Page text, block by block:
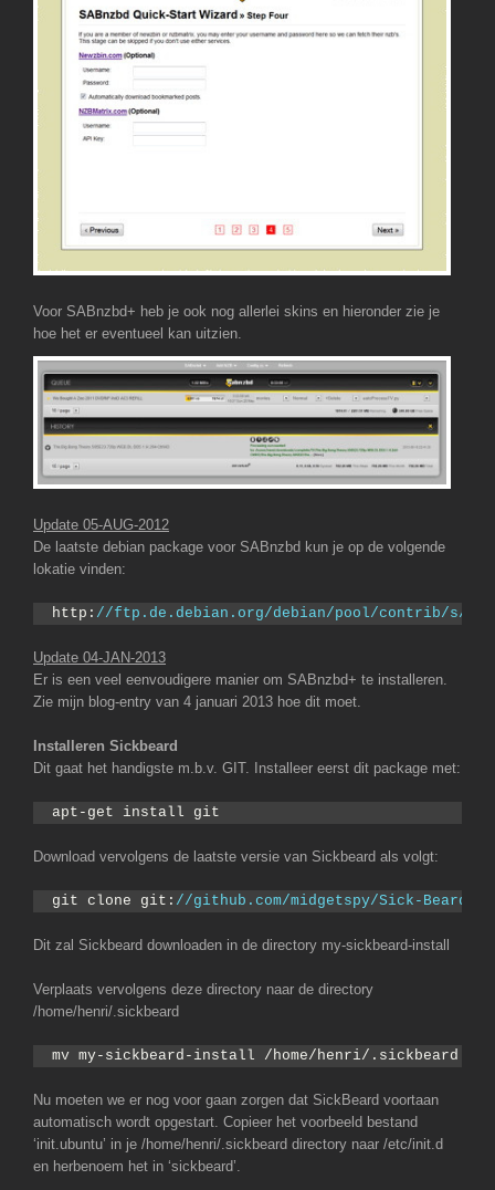
Voor SABnzbd+ heb je ook nog allerlei skins en hieronder zie je
hoe het er eventueel kan uitzien.
Update 05-AUG-2012
De laatste debian package voor SABnzbd kun je op de volgende
lokatie vinden:
http: //ftp.de.debian.org/debian/pool/contrib/s/
Update 04-JAN-2013
Er is een veel eenvoudigere manier om SABnzbd+ te installeren.
Zie mijn blog-entry van 4 januari 2013 hoe dit moet.
Installeren Sickbeard
Dit gaat het handigste m.b.v. GIT. Installeer eerst dit package met:
apt-get install git
Download vervolgens de laatste versie van Sickbeard als volgt:
git clone git: //github.com/midgetspy/Sick-
Dit zal Sickbeard downloaden in de directory my-sickbeard-install
Verplaats vervolgens deze directory naar de directory
/home/henri/.sickbeard
mv my-sickbeard-install /home/henri/.sickbeard
Nu moeten we er nog voor gaan zorgen dat SickBeard voortaan
automatisch wordt opgestart. Copieer het voorbeeld bestand
‘init.ubuntu’ in je /home/henri/.sickbeard directory naar /etc/init.d
en herbenoem het in ‘sickbeard’.